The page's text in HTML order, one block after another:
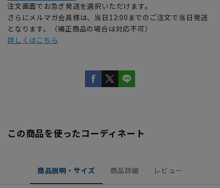
注文画面でお急ぎ発送を選択いただけます。
さらにメルマガ会員様は、当日12:00までのご注文で当日発送
となります。（補正商品の場合は対応不可）
詳しくはこちら
この商品を使ったコーディネート
商品説明・サイズ 商品詳細 レビュー